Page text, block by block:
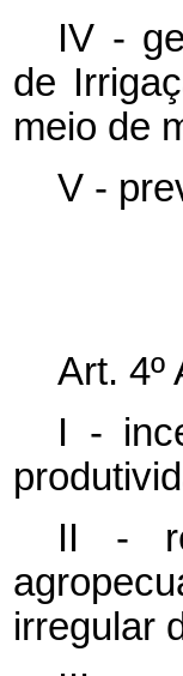
IV -
de
meio de
V -
Art. 4º
I -
II -
irregular